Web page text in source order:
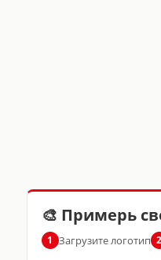
🎨 Примерь
1 Загрузите логотип 2